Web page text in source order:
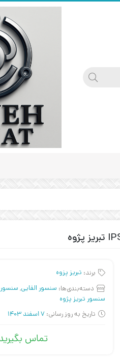
برند: تبریز پزوه
دسته‌بندی‌ها: سنسور القایی, سنسور
سنسور تبریز پژوه
تاریخ به روز رسانی: 7 اسفند 1403
تماس